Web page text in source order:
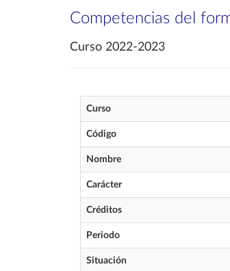
Competencias del
Curso 2022-2023
Curso
Código
Nombre
Carácter
Créditos
Periodo
Situación